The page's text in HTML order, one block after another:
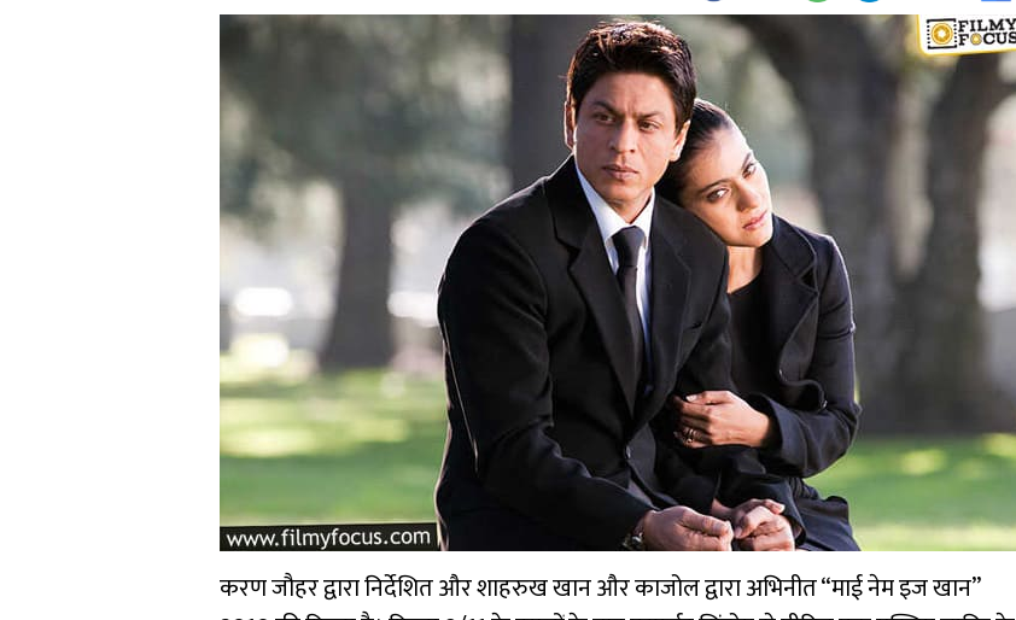
करण जौहर द्वारा निर्देशित और शाहरुख खान और काजोल द्वारा अभिनीत “माई नेम इज खान”